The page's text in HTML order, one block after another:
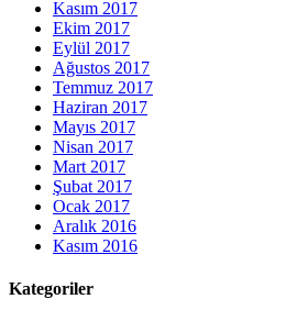
Kasım 2017
Ekim 2017
Eylül 2017
Ağustos 2017
Temmuz 2017
Haziran 2017
Mayıs 2017
Nisan 2017
Mart 2017
Şubat 2017
Ocak 2017
Aralık 2016
Kasım 2016
Kategoriler